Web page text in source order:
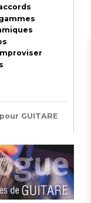
GUITARE